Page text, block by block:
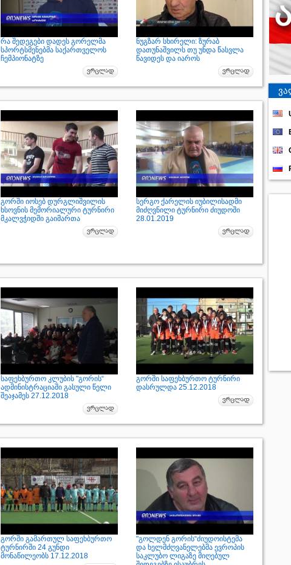
რა შედეგები დადეს გორელმა
სპორტსმენებმა საქართველოს
ჩემპიონატზე
ნუგზარ სხირელი: ზურაბ
დათუნაშვილს თუ უნდა წასვლა
წავიდეს და იაროს
გორში იოსებ დურგლიშვილის
ხსოვნის მემორიალური ტურნირი
მკალვჭიდში გაიმართა
სერგო ქარელის იუბილისადმი
მიძღვნილი ტურნირი ძიუდოში
28.01.2019
საფეხბურთო კლუბის "გორის“
ადმინისტრაციაში გასული წელი
შეაჯამეს 27.12.2018
გორში საფეხბურთო ტურნირი
დასრულდა 25.12.2018
გორში გამართულ საფეხბურთო
ტურნირში 24 გუნდი
მონაწილეობს 17.12.2018
"გოლდენ გორის“ძიუდოისტემა
და ხელმძღვანელებმა ევროპის
საკლუბო ლიგაზე მიღებულ